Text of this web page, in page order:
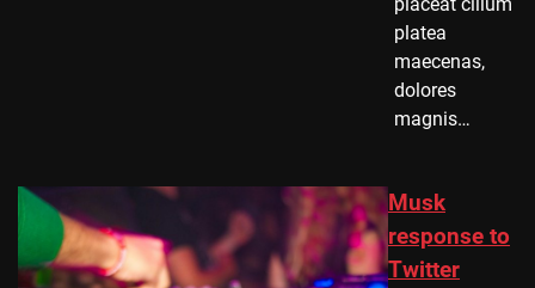
platea
maecenas,
dolores
magnis…
Musk
response to
Twitter